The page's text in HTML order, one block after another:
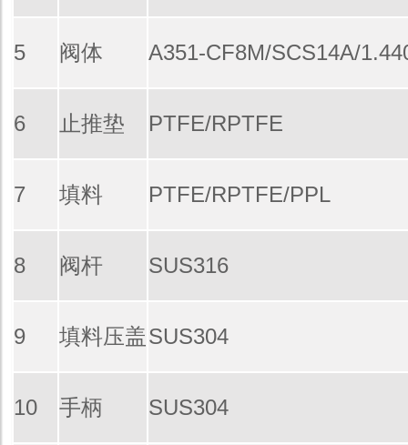
5 阀体 A351-CF8M/SCS14A/
6 止推垫 PTFE/RPTFE
7 填料 PTFE/RPTFE/PPL
8 阀杆 SUS316
9 填料压盖SUS304
10 手柄 SUS304